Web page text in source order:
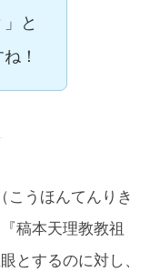
と
！
うほんてんりき
稿本天理教教祖
とするのに対し、